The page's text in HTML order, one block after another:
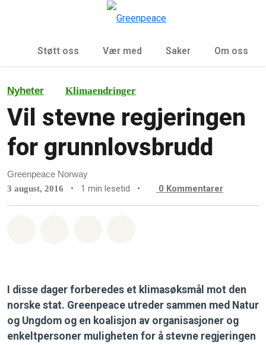
Støtt oss Vær med Saker Om oss
Nyheter Klimaendringer
Vil stevne regjeringen
for grunnlovsbrudd
Greenpeace Norway
3 august, 2016 • 1 min lesetid • 0 Kommentarer
I disse dager forberedes et klimasøksmål mot den
norske stat. Greenpeace utreder sammen med Natur
og Ungdom og en koalisjon av organisasjoner og
enkeltpersoner muligheten for å stevne regjeringen